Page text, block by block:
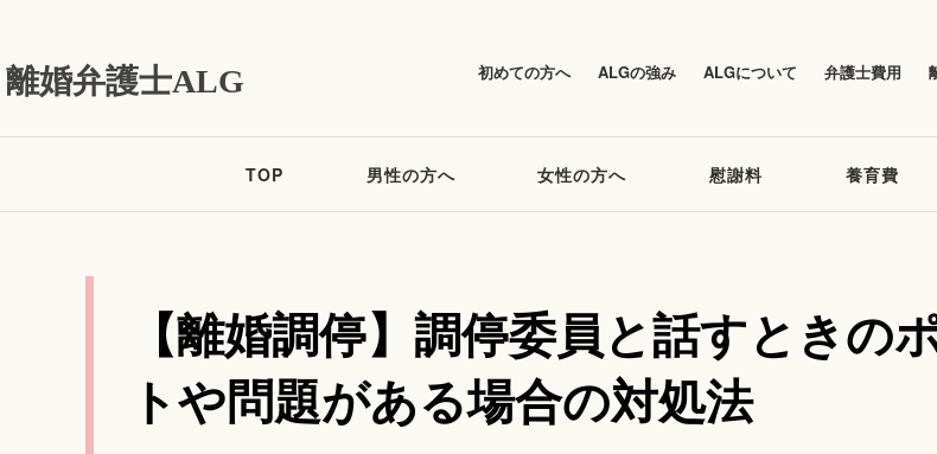
離婚弁護士ALG 初めての方へ ALGの強み ALGについて 弁護士費用
TOP 男性の方へ 女性の方へ 慰謝料 養育費
【離婚調停】調停委員と話すときの
トや問題がある場合の対処法